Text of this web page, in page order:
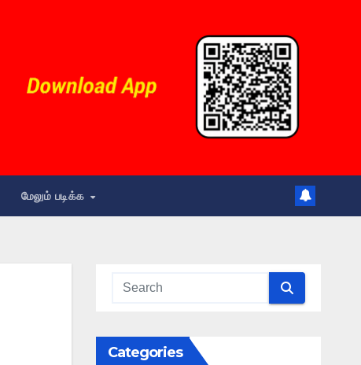
மேலும் படிக்க
Categories